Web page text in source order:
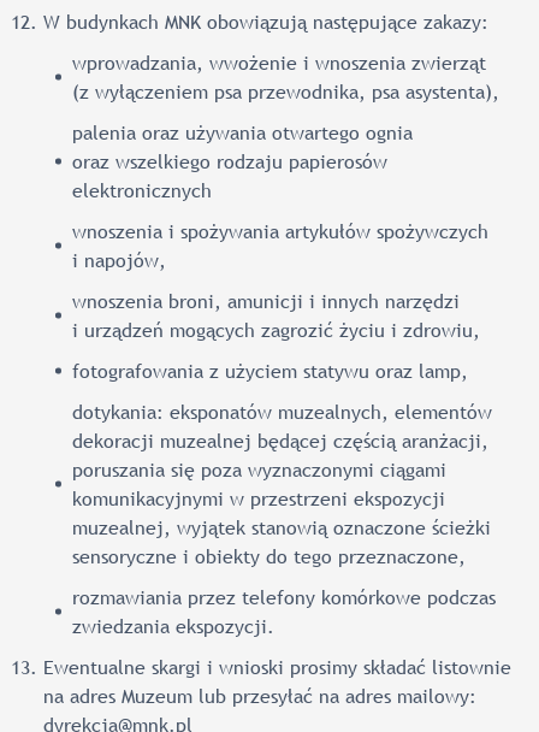
W budynkach MNK obowiązują następujące zakazy:
wprowadzania, wwożenie i wnoszenia zwierząt
(z wyłączeniem psa przewodnika, psa asystenta),
palenia oraz używania otwartego ognia
oraz wszelkiego rodzaju papierosów
elektronicznych
wnoszenia i spożywania artykułów spożywczych
i napojów,
wnoszenia broni, amunicji i innych narzędzi
i urządzeń mogących zagrozić życiu i zdrowiu,
fotografowania z użyciem statywu oraz lamp,
dotykania: eksponatów muzealnych, elementów
dekoracji muzealnej będącej częścią aranżacji,
poruszania się poza wyznaczonymi ciągami
komunikacyjnymi w przestrzeni ekspozycji
muzealnej, wyjątek stanowią oznaczone ścieżki
sensoryczne i obiekty do tego przeznaczone,
rozmawiania przez telefony komórkowe podczas
zwiedzania ekspozycji.
Ewentualne skargi i wnioski prosimy składać listownie
na adres Muzeum lub przesyłać na adres mailowy:
dyrekcja@mnk.pl